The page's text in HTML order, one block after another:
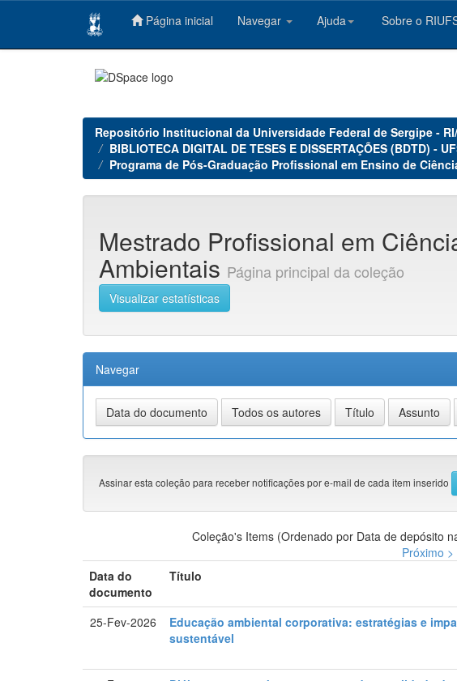
Página inicial Navegar Ajuda Sobre o
Repositório Institucional da Universidade Federal de Sergipe -
BIBLIOTECA DIGITAL DE TESES E DISSERTAÇÕES (BDTD) -
Programa de Pós-Graduação Profissional em Ensino de
Mestrado Profissional em
Ambientais Página principal da coleção
Visualizar estatísticas
Navegar
Assinar esta coleção para receber notificações por e-mail de cada item inserido
Coleção's Items (Ordenado por Data de depósito
Próximo >
Data do
documento
Título
25-Fev-2026
Educação ambiental corporativa: estratégias e
sustentável